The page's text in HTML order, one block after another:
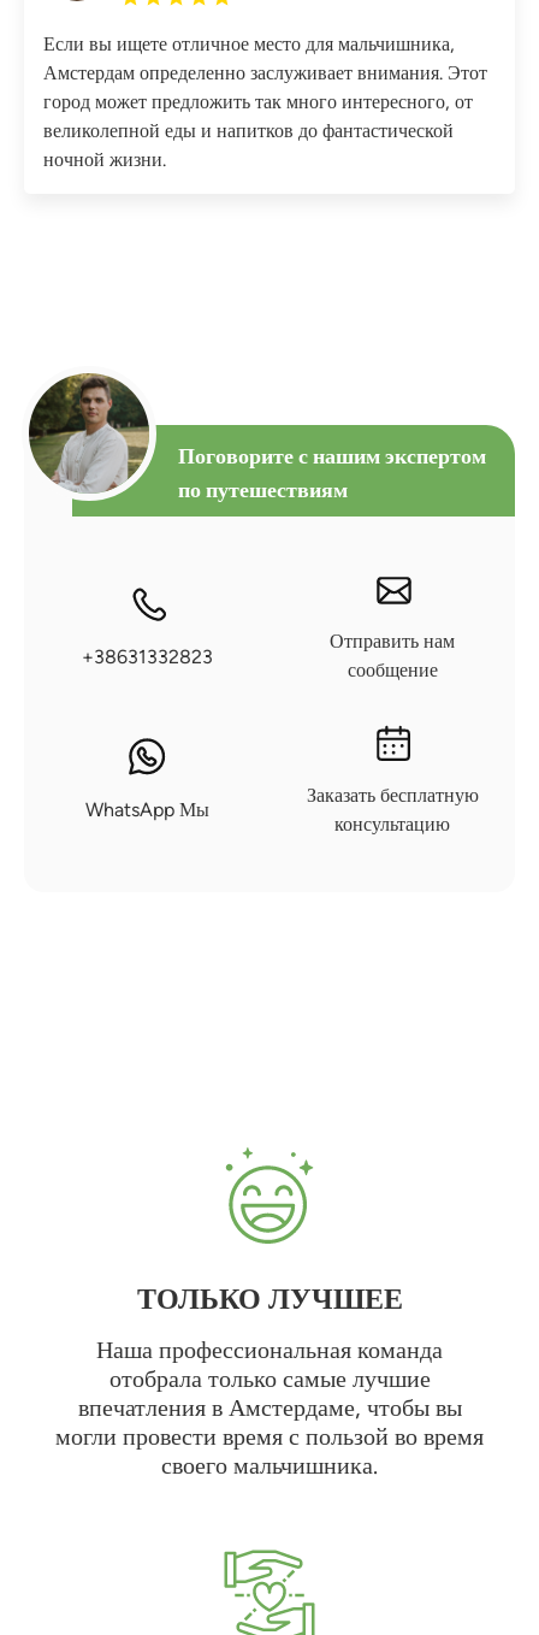
Если вы ищете отличное место для мальчишника,
Амстердам определенно заслуживает внимания. Этот
город может предложить так много интересного, от
великолепной еды и напитков до фантастической
ночной жизни.
Поговорите с нашим экспертом
по путешествиям
+38631332823
Отправить нам
сообщение
WhatsApp Мы
Заказать бесплатную
консультацию
ТОЛЬКО ЛУЧШЕЕ
Наша профессиональная команда
отобрала только самые лучшие
впечатления в Амстердаме, чтобы вы
могли провести время с пользой во время
своего мальчишника.